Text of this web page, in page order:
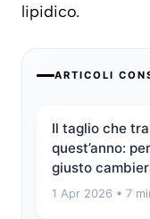
lipidico.
ARTICOLI
Il taglio che
quest’anno:
giusto
1 Apr 2026 • 7